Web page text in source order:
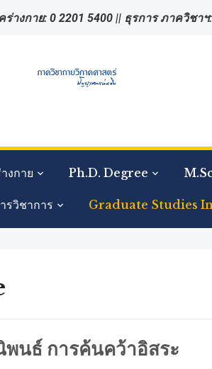
ร่างกาย: 0 2201 5400 || ธุรการ ภาควิช
งกาย Ph.D. Degree
รวิชาการ Graduate Studies
นธ์ การค้นคว้าอิสระ